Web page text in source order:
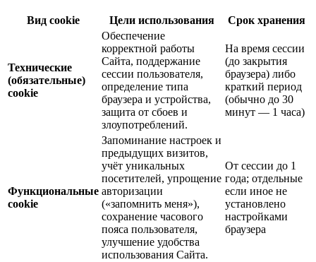
Вид cookie Цели использования Срок хранения
Технические
(обязательные)
cookie
Обеспечение
корректной работы
Сайта, поддержание
сессии пользователя,
определение типа
браузера и устройства,
защита от сбоев и
злоупотреблений.
На время сессии
(до закрытия
браузера) либо
краткий период
(обычно до 30
минут — 1 часа)
Функциональные
cookie
Запоминание настроек и
предыдущих визитов,
учёт уникальных
посетителей, упрощение
авторизации
(«запомнить меня»),
сохранение часового
пояса пользователя,
улучшение удобства
использования Сайта.
От сессии до 1
года; отдельные
если иное не
установлено
настройками
браузера